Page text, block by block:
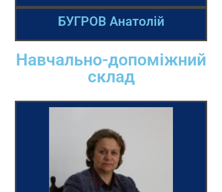
БУГРОВ Анатолій
Навчально-допоміжний
склад